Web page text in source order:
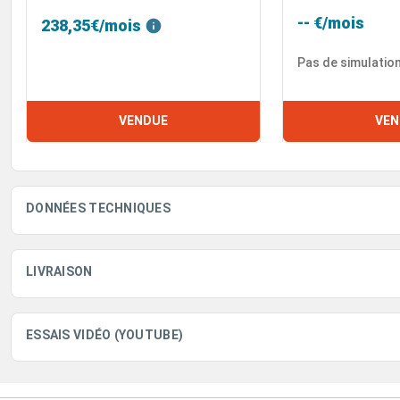
238,35€/mois
VENDUE
-- €/mois
Pas de
DONNÉES TECHNIQUES
LIVRAISON
ESSAIS VIDÉO (YOUTUBE)